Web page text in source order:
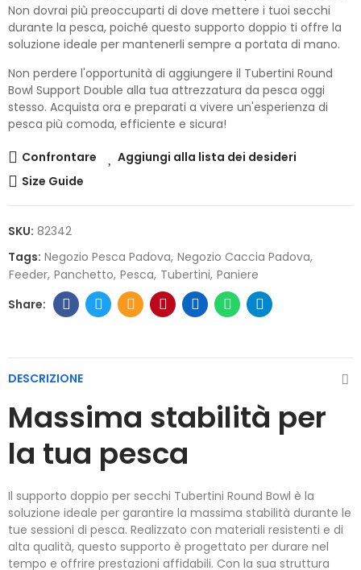
Non dovrai più preoccuparti di dove mettere i tuoi secchi
durante la pesca, poiché questo supporto doppio ti offre la
soluzione ideale per mantenerli sempre a portata di mano.
Non perdere l'opportunità di aggiungere il Tubertini Round
Bowl Support Double alla tua attrezzatura da pesca oggi
stesso. Acquista ora e preparati a vivere un'esperienza di
pesca più comoda, efficiente e sicura!
Confrontare
Aggiungi alla lista dei desideri
Size Guide
SKU: 82342
Tags: Negozio Pesca Padova Negozio Caccia Padova
Feeder Panchetto Pesca Tubertini Paniere
DESCRIZIONE
Massima stabilità per
la tua pesca
Il supporto doppio per secchi Tubertini Round Bowl è la
soluzione ideale per garantire la massima stabilità durante le
tue sessioni di pesca. Realizzato con materiali resistenti e di
alta qualità, questo supporto è progettato per durare nel
tempo e offrire prestazioni affidabili. Con la sua struttura